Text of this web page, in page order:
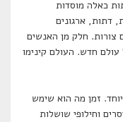
כאלה מוסדות
דתות, ארגונים
צורות. חלק מן האנשים
חדש. העולם קינימו
זמן מה הוא שימש
וחילופי שושלות